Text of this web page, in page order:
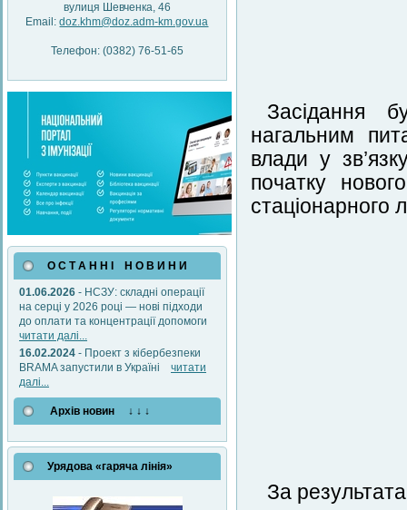
вулиця Шевченка, 46
Email:doz.khm@doz.adm-km.gov.ua
Телефон: (0382) 76-51-65
О С Т А Н Н І Н О В И Н И
01.06.2026 - НСЗУ: складні операції
на серці у 2026 році — нові підходи
до оплати та концентрації допомоги
читати далі...
16.02.2024 - Проект з кібербезпеки
BRAMA запустили в Україні читати
далі...
Архів новин ↓ ↓ ↓
Урядова «гаряча лінія»
Засідання
нагальним
влади у
початку
стаціонарного
За